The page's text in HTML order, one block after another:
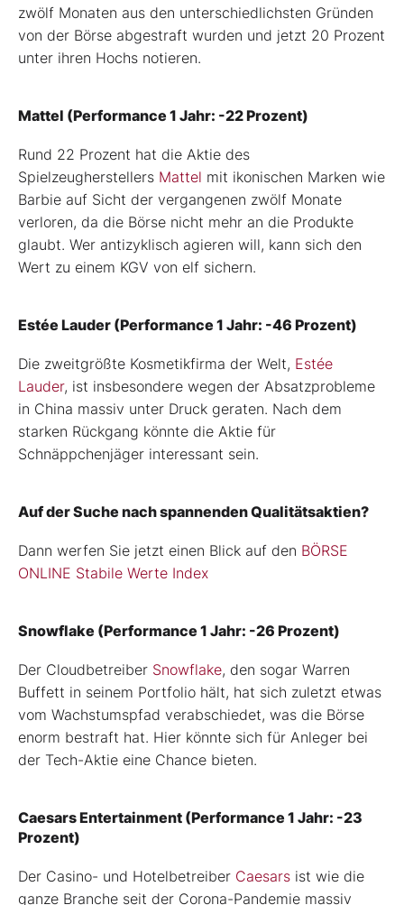
zwölf Monaten aus den unterschiedlichsten Gründen
von der Börse abgestraft wurden und jetzt 20 Prozent
unter ihren Hochs notieren.
Mattel (Performance 1 Jahr: -22 Prozent)
Rund 22 Prozent hat die Aktie des
Spielzeugherstellers Mattel mit ikonischen Marken wie
Barbie auf Sicht der vergangenen zwölf Monate
verloren, da die Börse nicht mehr an die Produkte
glaubt. Wer antizyklisch agieren will, kann sich den
Wert zu einem KGV von elf sichern.
Estée Lauder (Performance 1 Jahr: -46 Prozent)
Die zweitgrößte Kosmetikfirma der Welt, Estée
Lauder, ist insbesondere wegen der Absatzprobleme
in China massiv unter Druck geraten. Nach dem
starken Rückgang könnte die Aktie für
Schnäppchenjäger interessant sein.
Auf der Suche nach spannenden Qualitätsaktien?
Dann werfen Sie jetzt einen Blick auf den BÖRSE
ONLINE Stabile Werte Index
Snowflake (Performance 1 Jahr: -26 Prozent)
Der Cloudbetreiber Snowflake, den sogar Warren
Buffett in seinem Portfolio hält, hat sich zuletzt etwas
vom Wachstumspfad verabschiedet, was die Börse
enorm bestraft hat. Hier könnte sich für Anleger bei
der Tech-Aktie eine Chance bieten.
Caesars Entertainment (Performance 1 Jahr: -23
Prozent)
Der Casino- und Hotelbetreiber Caesars ist wie die
ganze Branche seit der Corona-Pandemie massiv